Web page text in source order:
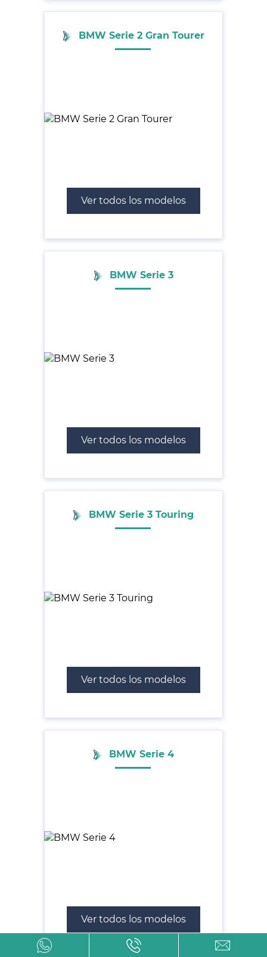
BMW Serie 2 Gran Tourer
Ver todos los modelos
BMW Serie 3
Ver todos los modelos
BMW Serie 3 Touring
Ver todos los modelos
BMW Serie 4
Ver todos los modelos